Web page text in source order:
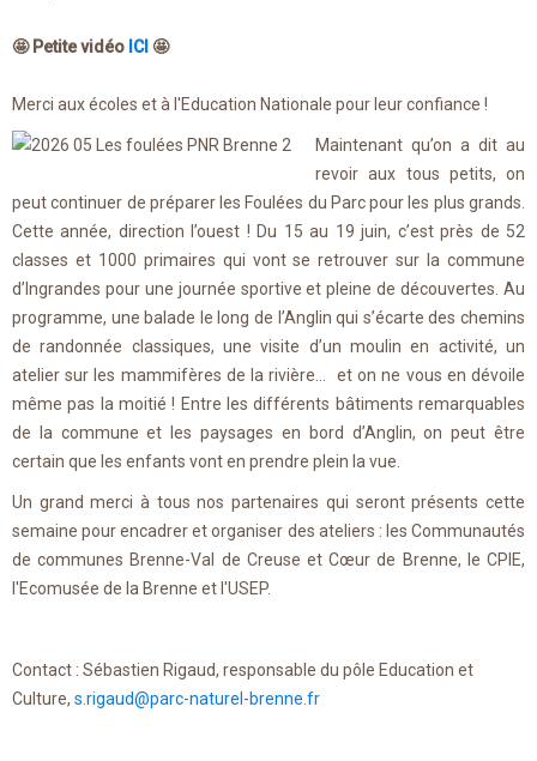
🤩Petite vidéo ICI 🤩
Merci aux écoles et à l'Education Nationale pour leur confiance !
Maintenant qu’on a dit au
revoir aux tous petits, on
peut continuer de préparer les Foulées du Parc pour les plus grands.
Cette année, direction l’ouest ! Du 15 au 19 juin, c’est près de 52
classes et 1000 primaires qui vont se retrouver sur la commune
d’Ingrandes pour une journée sportive et pleine de découvertes. Au
programme, une balade le long de l’Anglin qui s’écarte des chemins
de randonnée classiques, une visite d’un moulin en activité, un
atelier sur les mammifères de la rivière… et on ne vous en dévoile
même pas la moitié ! Entre les différents bâtiments remarquables
de la commune et les paysages en bord d’Anglin, on peut être
certain que les enfants vont en prendre plein la vue.
Un grand merci à tous nos partenaires qui seront présents cette
semaine pour encadrer et organiser des ateliers : les Communautés
de communes Brenne-Val de Creuse et Cœur de Brenne, le CPIE,
l'Ecomusée de la Brenne et l'USEP.
Contact : Sébastien Rigaud, responsable du pôle Education et
Culture, s.rigaud@parc-naturel-brenne.fr